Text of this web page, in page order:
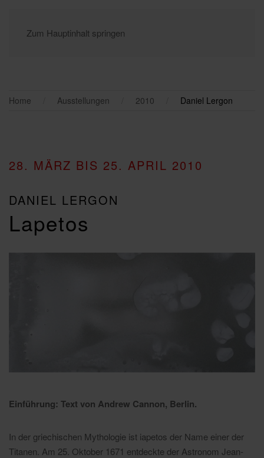
Zum Hauptinhalt springen
Home Ausstellungen 2010 Daniel Lergon
28. MÄRZ BIS 25. APRIL 2010
DANIEL LERGON
Lapetos
Einführung: Text von Andrew Cannon, Berlin.
In der griechischen Mythologie ist iapetos der Name einer der
Titanen. Am 25. Oktober 1671 entdeckte der Astronom Jean-